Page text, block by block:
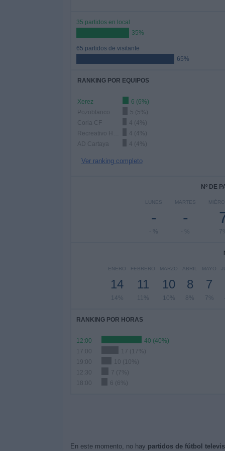
35 partidos en local
35%
65 partidos de visitante
65%
RANKING POR EQUIPOS
Xerez
6 (6%)
Pozoblanco
5 (5%)
Coria CF
4 (4%)
4 (4%)
AD Cartaya
4 (4%)
Ver ranking completo
Nº DE
LUNES
-
- %
MARTES
-
- %
ENERO
14
14%
FEBRERO
11
11%
MARZO
10
10%
ABRIL
8
8%
MAYO
7
7%
RANKING POR HORAS
12:00
40 (40%)
17:00
17 (17%)
19:00
10 (10%)
12:30
7 (7%)
18:00
6 (6%)
En este momento, no hay partidos de fútbol